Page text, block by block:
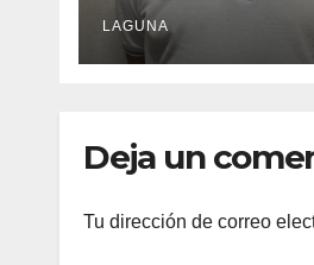
LAGUNA
Deja un
Tu dirección de correo